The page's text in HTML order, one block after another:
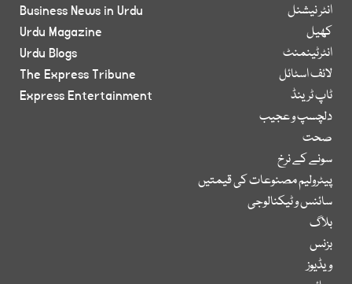
انٹر نیشنل
کھیل
انٹرٹینمنٹ
لائف اسٹائل
ٹاپ ٹرینڈ
دلچسپ و عجیب
صحت
سونے کے نرخ
پیٹرولیم مصنوعات کی قیمتیں
سائنس و ٹیکنالوجی
بلاگ
بزنس
ویڈیوز
Business News in Urdu
Urdu Magazine
Urdu Blogs
The Express Tribune
Express Entertainment